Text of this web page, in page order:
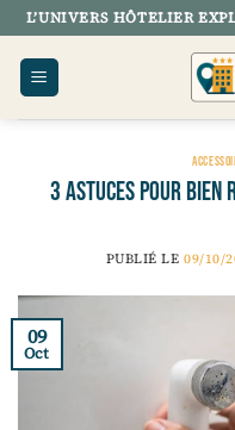
Passer
au
contenu
L’UNIVERS HÔTELIER
3 astuces pour bien
PUBLIÉ LE09/10/
09
Oct